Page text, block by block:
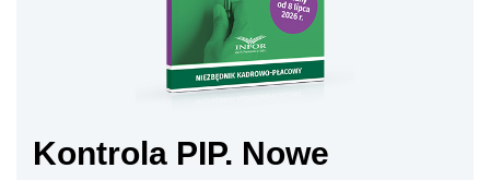
Kontrola PIP. Nowe